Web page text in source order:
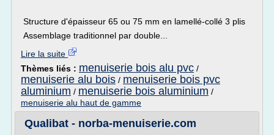
Structure d'épaisseur 65 ou 75 mm en lamellé-collé 3 plis
Assemblage traditionnel par double...
Lire la suite
Thèmes liés : menuiserie bois alu pvc /
menuiserie alu bois / menuiserie bois pvc
aluminium / menuiserie bois aluminium /
menuiserie alu haut de gamme
Qualibat - norba-menuiserie.com